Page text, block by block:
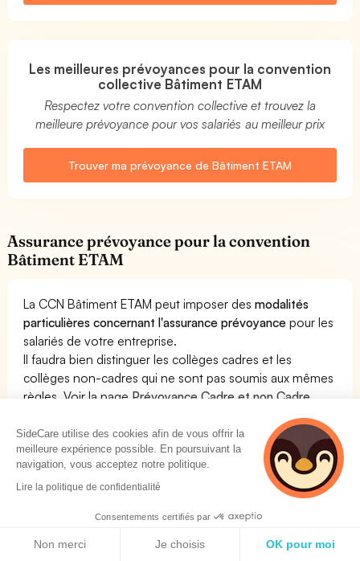
Les meilleures prévoyances pour la convention
collective Bâtiment ETAM
Respectez votre convention collective et trouvez la
meilleure prévoyance pour vos salariés au meilleur prix
Trouver ma prévoyance de Bâtiment ETAM
Assurance prévoyance pour la convention
Bâtiment ETAM
La CCN Bâtiment ETAM peut imposer desmodalités
particulières concernant l'assurance prévoyance pour les
salariés de votre entreprise.
Il faudra bien distinguer les collèges cadres et les
collèges non-cadres qui ne sont pas soumis aux mêmes
règles. Voir la page Prévoyance Cadre et non Cadre
Généralement, ces accords distinguent les cadres et les
non-cadres mais peuvent parfois concerner l'ensemble
du personnel. La plupart des conventions collectives
non cadres. La convention Bâtiment ETAM prévoit des
modalités particulières concernant l'assurance
SideCare utilise des cookies afin de vous offrir la
meilleure expérience possible. En poursuivant la
navigation, vous acceptez notre politique.
Lire la politique de confidentialité
Consentements certifiés par
Non merci Je choisis OK pour moi